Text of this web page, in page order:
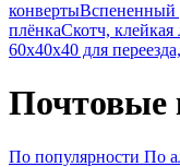
конвертыВспененный
плёнкаСкотч, клейкая
60х40х40 для
Почтовые
По популярности По